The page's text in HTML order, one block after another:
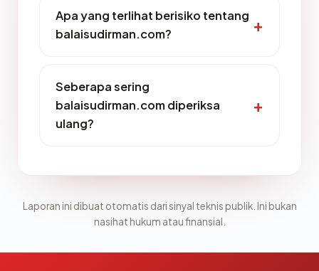
Apa yang terlihat berisiko tentang
balaisudirman.com?
Seberapa sering
balaisudirman.com diperiksa
ulang?
Laporan ini dibuat otomatis dari sinyal teknis publik. Ini bukan
nasihat hukum atau finansial.